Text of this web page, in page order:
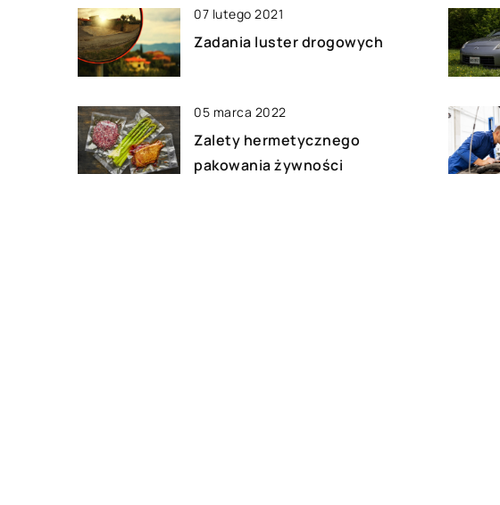
07 lutego 2021
Zadania luster drogowych
05 marca 2022
Zalety hermetycznego
pakowania żywności